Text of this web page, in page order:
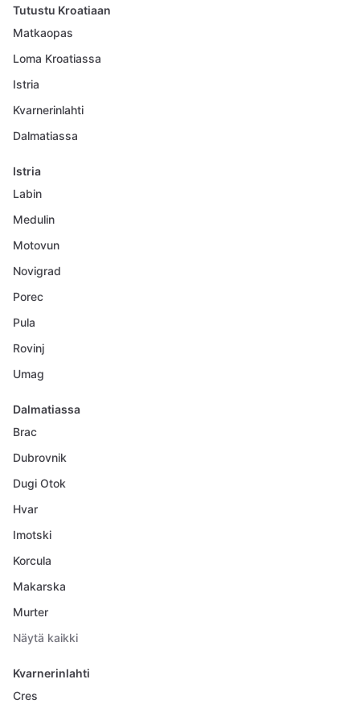
Tutustu Kroatiaan
Matkaopas
Loma Kroatiassa
Istria
Kvarnerinlahti
Dalmatiassa
Istria
Labin
Medulin
Motovun
Novigrad
Porec
Pula
Rovinj
Umag
Dalmatiassa
Brac
Dubrovnik
Dugi Otok
Hvar
Imotski
Korcula
Makarska
Murter
Näytä kaikki
Kvarnerinlahti
Cres